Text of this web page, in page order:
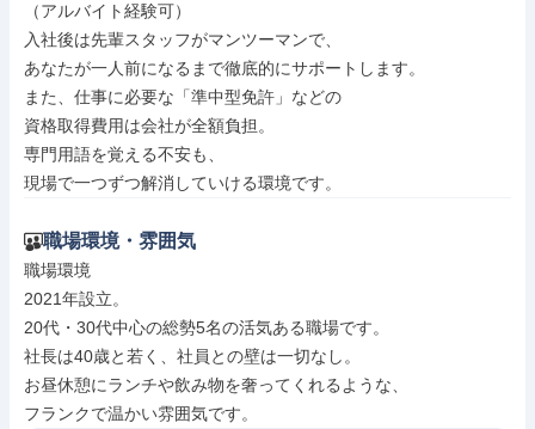
（アルバイト経験可）
入社後は先輩スタッフがマンツーマンで、
あなたが一人前になるまで徹底的にサポートします。
また、仕事に必要な「準中型免許」などの
資格取得費用は会社が全額負担。
専門用語を覚える不安も、
現場で一つずつ解消していける環境です。
職場環境・雰囲気
職場環境
2021年設立。
20代・30代中心の総勢5名の活気ある職場です。
社長は40歳と若く、社員との壁は一切なし。
お昼休憩にランチや飲み物を奢ってくれるような、
フランクで温かい雰囲気です。